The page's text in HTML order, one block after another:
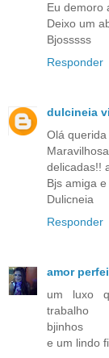
Eu demoro
Deixo um
Bjosssss
Responder
dulcineia
Olá querida
delicadas!!
Bjs amiga
Dulicneia
Responder
amor
um luxo
trabalho
bjinhos
e um lindo